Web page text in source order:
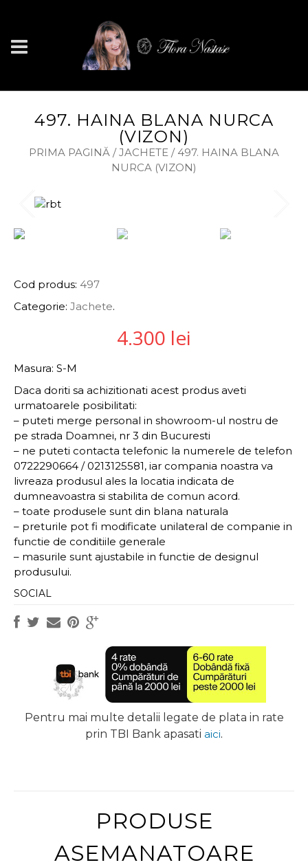
497. HAINA BLANA NURCA
(VIZON)
PRIMA PAGINĂ /JACHETE / 497. HAINA BLANA
NURCA (VIZON)
Cod produs: 497
Categorie: Jachete.
4.300 lei
Masura: S-M
Daca doriti sa achizitionati acest produs aveti
urmatoarele posibilitati:
– puteti merge personal in showroom-ul nostru de
pe strada Doamnei, nr 3 din Bucuresti
– ne puteti contacta telefonic la numerele de telefon
0722290664 / 0213125581, iar compania noastra va
livreaza produsul ales la locatia indicata de
dumneavoastra si stabilita de comun acord.
– toate produsele sunt din blana naturala
– preturile pot fi modificate unilateral de companie in
functie de conditiile generale
– masurile sunt ajustabile in functie de designul
produsului.
SOCIAL
Pentru mai multe detalii legate de plata in rate
prin TBI Bank apasati aici.
PRODUSE
ASEMANATOARE